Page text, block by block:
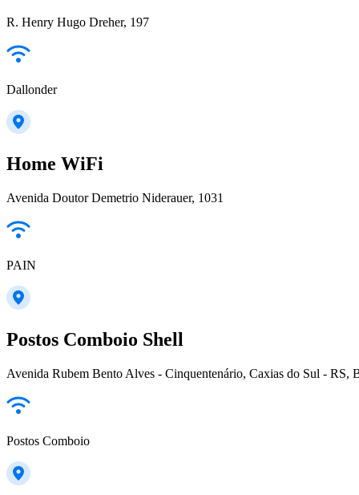
R. Henry Hugo Dreher, 197
Dallonder
Home WiFi
Avenida Doutor Demetrio Niderauer, 1031
PAIN
Postos Comboio Shell
Avenida Rubem Bento Alves - Cinquentenário, Caxias do Sul - RS,
Postos Comboio